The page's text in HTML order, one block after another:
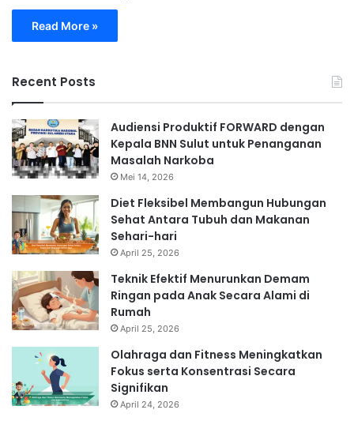
Read More »
Recent Posts
Audiensi Produktif FORWARD dengan
Kepala BNN Sulut untuk Penanganan
Masalah Narkoba
Mei 14, 2026
Diet Fleksibel Membangun Hubungan
Sehat Antara Tubuh dan Makanan
Sehari-hari
April 25, 2026
Teknik Efektif Menurunkan Demam
Ringan pada Anak Secara Alami di
Rumah
April 25, 2026
Olahraga dan Fitness Meningkatkan
Fokus serta Konsentrasi Secara
Signifikan
April 24, 2026